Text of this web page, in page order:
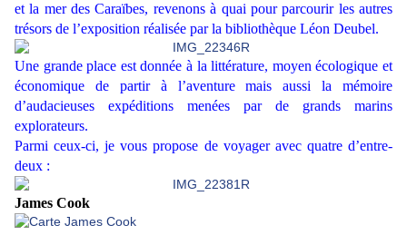
et la mer des Caraïbes, revenons à quai pour parcourir les autres
trésors de l’exposition réalisée par la bibliothèque Léon Deubel.
Une grande place est donnée à la littérature, moyen écologique et
économique de partir à l’aventure mais aussi la mémoire
d’audacieuses expéditions menées par de grands marins
explorateurs.
Parmi ceux-ci, je vous propose de voyager avec quatre d’entre-
deux :
James Cook